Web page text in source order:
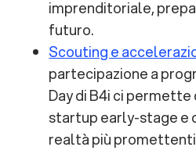
imprenditoriale,
futuro.
Scouting e
partecipazione a
Day di B4i ci
startup early-stage e
realtà più